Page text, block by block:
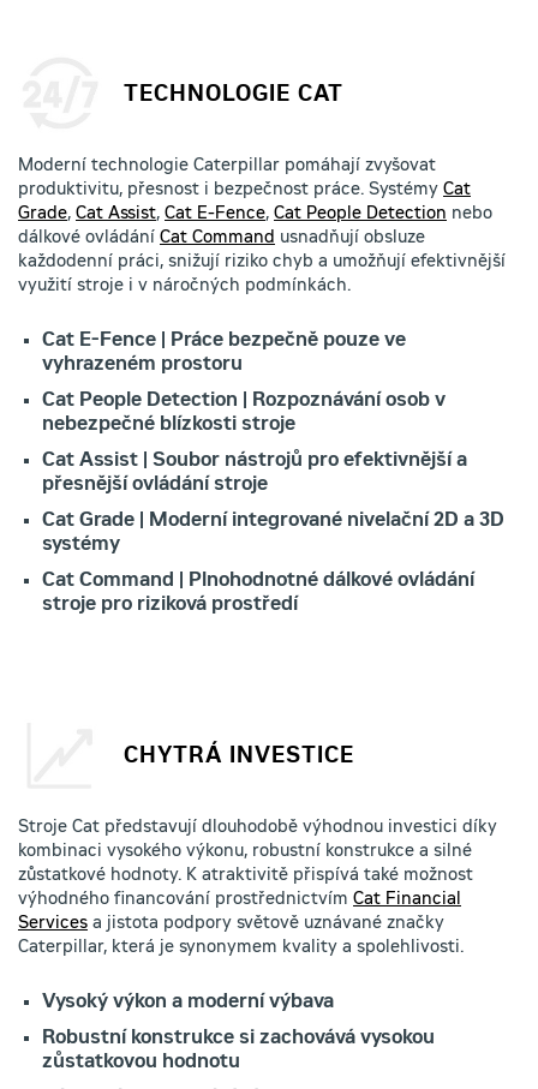
TECHNOLOGIE CAT
Moderní technologie Caterpillar pomáhají zvyšovat
produktivitu, přesnost i bezpečnost práce. Systémy Cat
Grade, Cat Assist, Cat E-Fence, Cat People Detection nebo
dálkové ovládání Cat Command usnadňují obsluze
každodenní práci, snižují riziko chyb a umožňují efektivnější
využití stroje i v náročných podmínkách.
Cat E-Fence | Práce bezpečně pouze ve
vyhrazeném prostoru
Cat People Detection | Rozpoznávání osob v
nebezpečné blízkosti stroje
Cat Assist | Soubor nástrojů pro efektivnější a
přesnější ovládání stroje
Cat Grade | Moderní integrované nivelační 2D a 3D
systémy
Cat Command | Plnohodnotné dálkové ovládání
stroje pro riziková prostředí
CHYTRÁ INVESTICE
Stroje Cat představují dlouhodobě výhodnou investici díky
kombinaci vysokého výkonu, robustní konstrukce a silné
zůstatkové hodnoty. K atraktivitě přispívá také možnost
výhodného financování prostřednictvím Cat Financial
Services a jistota podpory světově uznávané značky
Caterpillar, která je synonymem kvality a spolehlivosti.
Vysoký výkon a moderní výbava
Robustní konstrukce si zachovává vysokou
zůstatkovou hodnotu